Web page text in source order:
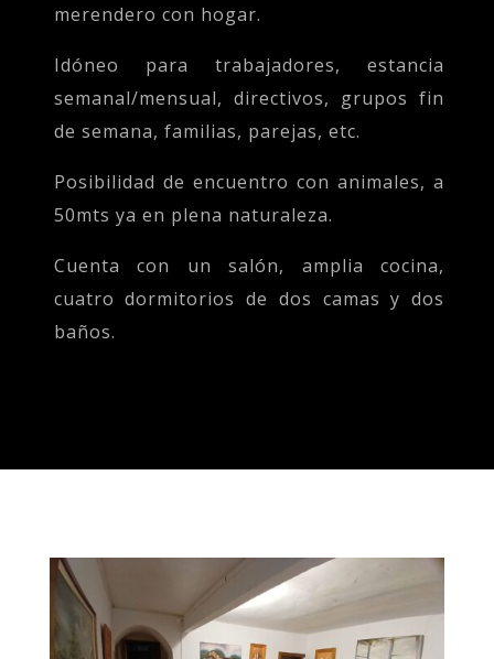
merendero con hogar.
Idóneo para trabajadores, estancia
semanal/mensual, directivos, grupos fin
de semana, familias, parejas, etc.
Posibilidad de encuentro con animales, a
50mts ya en plena naturaleza.
Cuenta con un salón, amplia cocina,
cuatro dormitorios de dos camas y dos
baños.